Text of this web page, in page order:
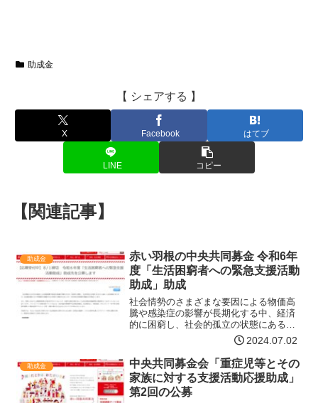
助成金
【 シェアする 】
X Facebook はてブ
LINE コピー
【関連記事】
助成金
赤い羽根の中央共同募金 令和6年
度「生活困窮者への緊急支援活動
助成」助成
社会情勢のさまざまな要因による物価高
騰や感染症の影響が長期化する中、経済
的に困窮し、社会的孤立の状態にある
方々は厳しい生活環境にあります。生活
福祉資金コロナ特例貸付の償還が2023年
度から開始されましたが、引き続き生活
再建が困難な方が数多く…【詳細はコチ
ラ】
2024.07.02
助成金
中央共同募金会「重症児等とその
家族に対する支援活動応援助成」
第2回の公募